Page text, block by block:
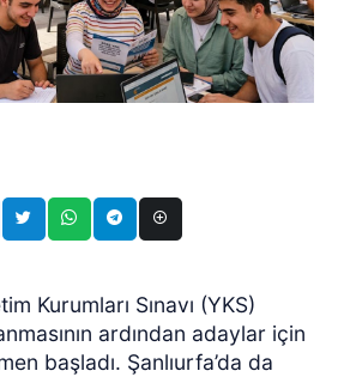
Kurumları Sınavı (YKS)
ardından adaylar için
başladı. Şanlıurfa’da da